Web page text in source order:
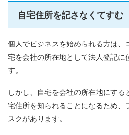
自宅住所を記さなくてすむ
個人でビジネスを始められる方は、
宅を会社の所在地として法人登記に
す。
しかし、自宅を会社の所在地にする
宅住所を知られることになるため、
スクがあります。